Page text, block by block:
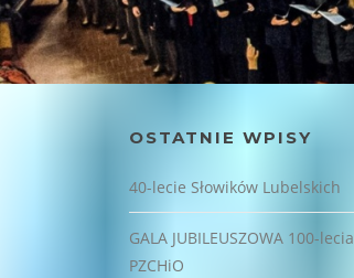
OSTATNIE WPISY
40-lecie Słowików Lubelskich
GALA JUBILEUSZOWA 100-lecia
PZCHiO